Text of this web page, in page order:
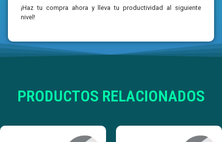
¡Haz tu compra ahora y lleva tu productividad al siguiente
nivel!
PRODUCTOS RELACIONADOS